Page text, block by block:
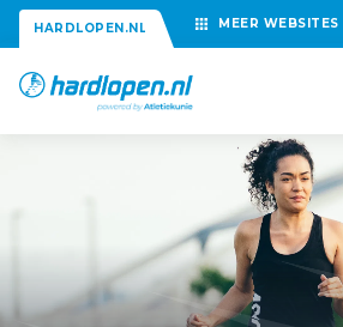
HARDLOPEN.NL MEER WEBSITES